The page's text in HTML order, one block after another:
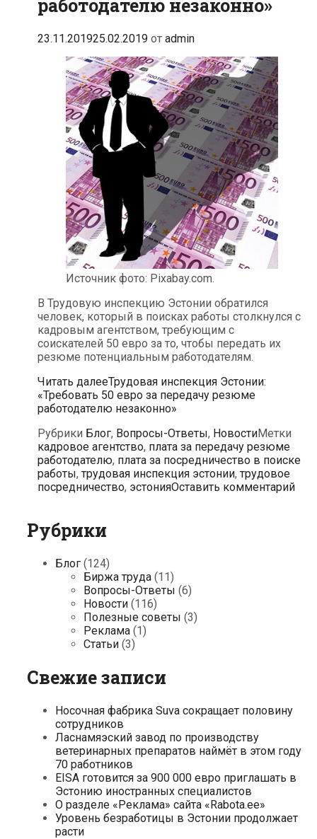
работодателю незаконно»
23.11.201925.02.2019 от admin
Источник фото: Pixabay.com.
В Трудовую инспекцию Эстонии обратился
человек, который в поисках работы столкнулся с
кадровым агентством, требующим с
соискателей 50 евро за то, чтобы передать их
резюме потенциальным работодателям.
Читать далееТрудовая инспекция Эстонии:
«Требовать 50 евро за передачу резюме
работодателю незаконно»
Рубрики Блог, Вопросы-Ответы, НовостиМетки
кадровое агентство, плата за передачу резюме
работодателю, плата за посредничество в поиске
работы, трудовая инспекция эстонии, трудовое
посредничество, эстонияОставить комментарий
Рубрики
Блог (124)
Биржа труда (11)
Вопросы-Ответы (6)
Новости (116)
Полезные советы (3)
Реклама (1)
Статьи (3)
Свежие записи
Носочная фабрика Suva сокращает половину
сотрудников
Ласнамяэский завод по производству
ветеринарных препаратов наймёт в этом году
70 работников
EISA готовится за 900 000 евро приглашать в
Эстонию иностранных специалистов
О разделе «Реклама» сайта «Rabota.ee»
Уровень безработицы в Эстонии продолжает
расти